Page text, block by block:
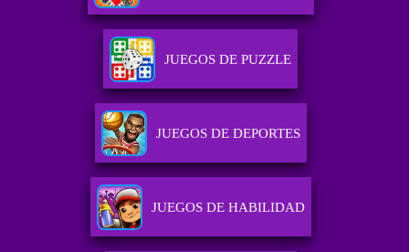
JUEGOS DE PUZZLE
JUEGOS DE DEPORTES
JUEGOS DE HABILIDAD